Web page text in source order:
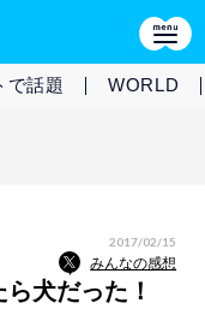
で話題 WORLD
2017/02/15
みんなの感想
ら犬だった！